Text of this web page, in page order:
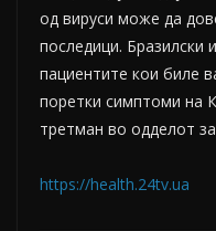
од вируси може да
последици. Бразилски
пациентите кои биле
поретки симптоми на
третман во одделот
https://health.24tv.ua